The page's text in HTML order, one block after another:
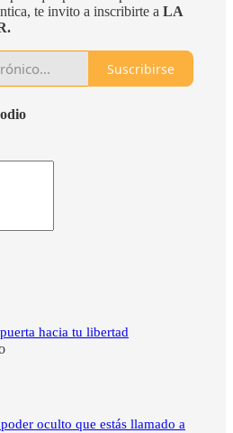
te invito a inscribirte a LA
Suscribirse
hacia tu libertad
oculto que estás llamado a